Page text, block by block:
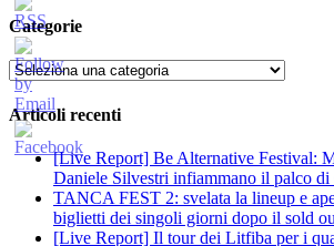
Categorie
Categorie
Articoli recenti
[Live Report] Be Alternative Festival:
Daniele Silvestri infiammano il palco
TANCA FEST 2: svelata la lineup e
biglietti dei singoli giorni dopo il sold
[Live Report] Il tour dei Litfiba per i